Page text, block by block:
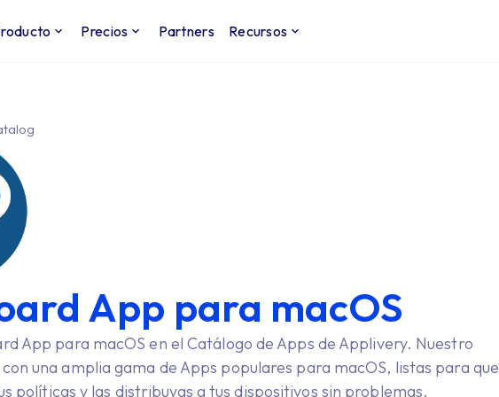
Precios Partners Recursos
App para macOS
App para macOS en el Catálogo de Apps de Applivery. Nuestro
una amplia gama de Apps populares para macOS, listas para que
políticas y las distribuyas a tus dispositivos sin problemas.